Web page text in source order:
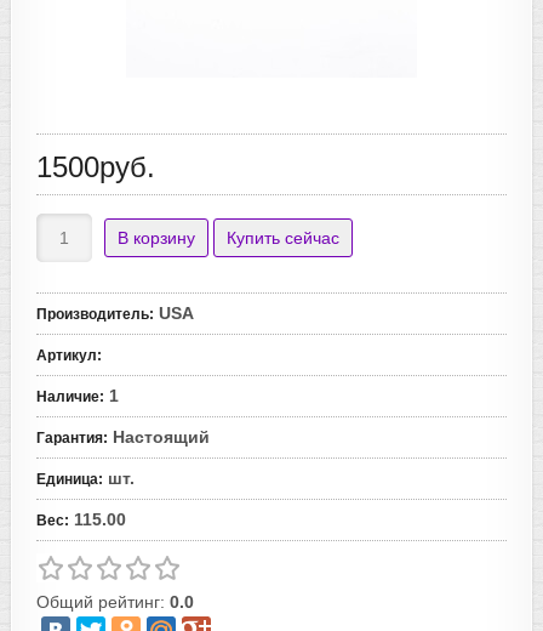
1500руб.
Производитель: USA
Артикул:
Наличие: 1
Гарантия: Настоящий
Единица: шт.
Вес: 115.00
Общий рейтинг: 0.0